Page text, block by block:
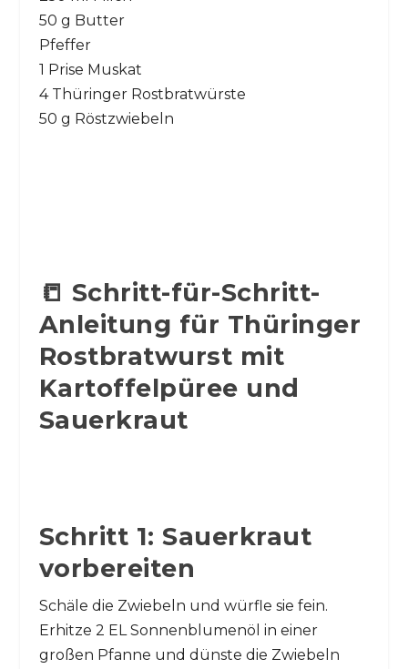
50 g Butter
Pfeffer
1 Prise Muskat
4 Thüringer Rostbratwürste
50 g Röstzwiebeln
📒 Schritt-für-Schritt-
Anleitung für Thüringer
Rostbratwurst mit
Kartoffelpüree und
Sauerkraut
Schritt 1: Sauerkraut
vorbereiten
Schäle die Zwiebeln und würfle sie fein.
Erhitze 2 EL Sonnenblumenöl in einer
großen Pfanne und dünste die Zwiebeln